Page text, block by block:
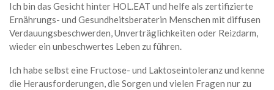
Ich bin das Gesicht hinter HOL.EAT und helfe als zertifizierte
Ernährungs- und Gesundheitsberaterin Menschen mit diffusen
Verdauungsbeschwerden, Unverträglichkeiten oder Reizdarm,
wieder ein unbeschwertes Leben zu führen.
Ich habe selbst eine Fructose- und Laktoseintoleranz und kenne
die Herausforderungen, die Sorgen und vielen Fragen nur zu